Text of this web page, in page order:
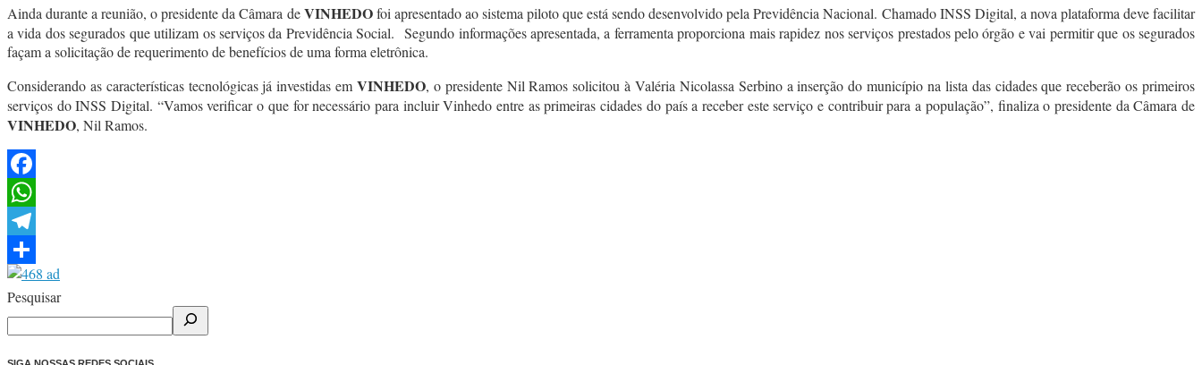
Ainda durante a reunião, o presidente da Câmara deVINHEDOfoi apresentado ao sistema piloto que está sendo desenvolvido pela Previdência Nacional. Chamado INSS Digital, a nova plataforma deve facilitar
a vida dos segurados que utilizam os serviços da Previdência Social. Segundo informações apresentada, a ferramenta proporciona mais rapidez nos serviços prestados pelo órgão e vai permitir que os segurados
façam a solicitação de requerimento de benefícios de uma forma eletrônica.
Considerando as características tecnológicas já investidas em VINHEDO, o presidente Nil Ramos solicitou à Valéria Nicolassa Serbino a inserção do município na lista das cidades que receberão os primeiros
serviços do INSS Digital. “Vamos verificar o que for necessário para incluir Vinhedo entre as primeiras cidades do país a receber este serviço e contribuir para a população”, finaliza o presidente da Câmara de
VINHEDO, Nil Ramos.
Facebook
WhatsApp
Telegram
Share
Pesquisar